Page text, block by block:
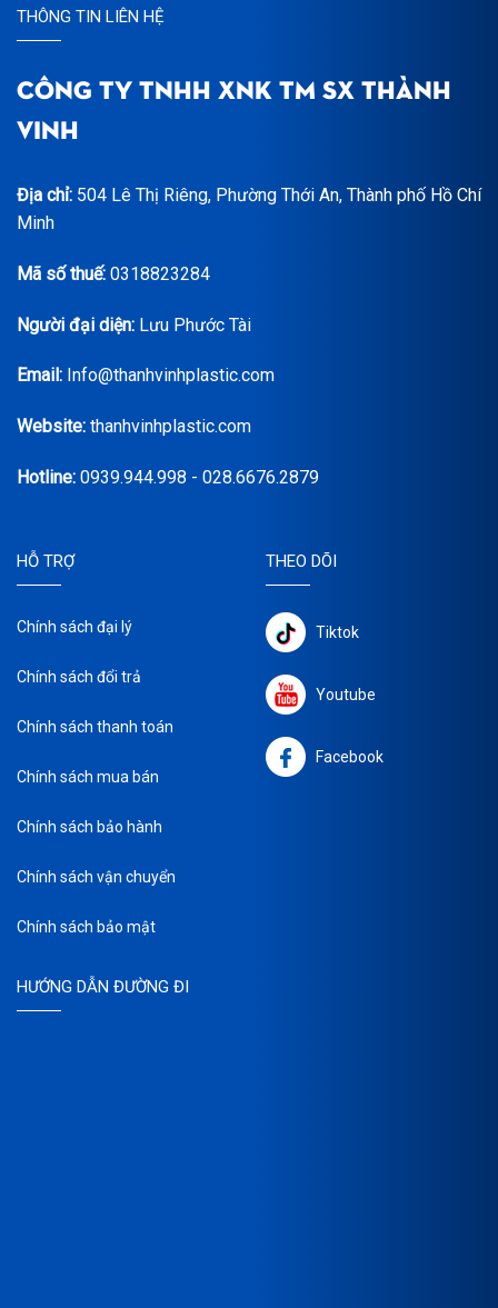
THÔNG TIN LIÊN HỆ
CÔNG TY TNHH XNK TM SX THÀNH
VINH
Địa chỉ: 504 Lê Thị Riêng, Phường Thới An, Thành phố Hồ Chí
Minh
Mã số thuế: 0318823284
Người đại diện: Lưu Phước Tài
Email: Info@thanhvinhplastic.com
Website: thanhvinhplastic.com
Hotline: 0939.944.998 - 028.6676.2879
HỖ TRỢ
Chính sách đại lý
Chính sách đổi trả
Chính sách thanh toán
Chính sách mua bán
Chính sách bảo hành
Chính sách vận chuyển
Chính sách bảo mật
THEO DÕI
Tiktok
Youtube
Facebook
HƯỚNG DẪN ĐƯỜNG ĐI